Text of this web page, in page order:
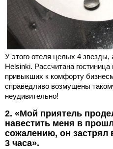
У этого отеля целых 4 звезды,
Helsinki. Рассчитана
привыкших к комфорту
справедливо возмущены
неудивительно!
2. «Мой приятель
навестить меня в
сожалению, он застрял
3 часа».